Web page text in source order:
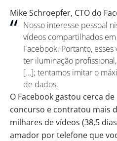
Mike Schroepfer, CTO do
Nosso interesse pessoal
vídeos compartilhados
Facebook. Portanto,
ter iluminação
[…]; tentamos imitar o
de dados.
O Facebook gastou cerca
concurso e contratou mais
milhares de vídeos (38,5
amador por telefone que